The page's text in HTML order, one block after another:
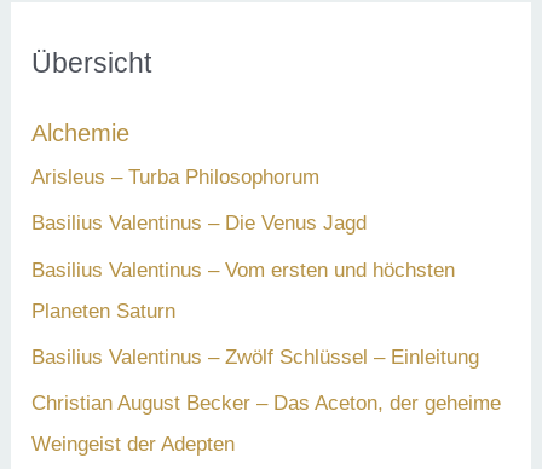
e
n
a
c
h
:
Übersicht
Alchemie
Arisleus – Turba Philosophorum
Basilius Valentinus – Die Venus Jagd
Basilius Valentinus – Vom ersten und höchsten
Planeten Saturn
Basilius Valentinus – Zwölf Schlüssel – Einleitung
Christian August Becker – Das Aceton, der geheime
Weingeist der Adepten